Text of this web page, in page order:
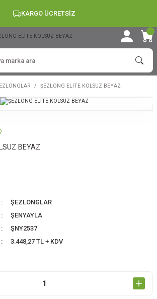
KARGO ÜCRETSİZ
ŞEZLONG ELİTE KOLSUZ BEYAZ
BEYAZ
ŞEZLONGLAR
ŞENYAYLA
ŞNY2537
3.448,27 TL + KDV